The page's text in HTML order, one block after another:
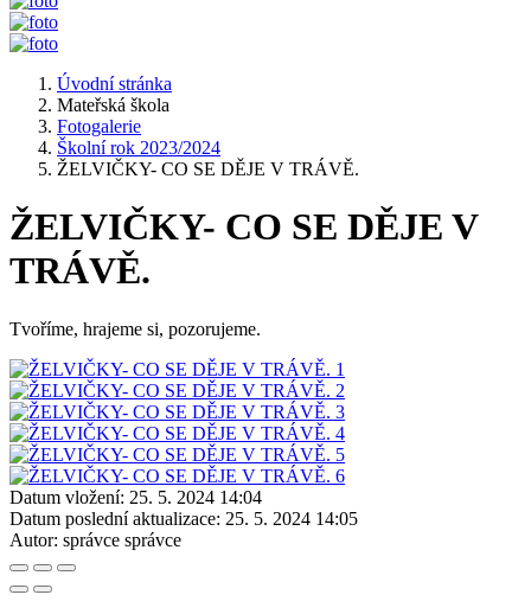
Úvodní stránka
Mateřská škola
Fotogalerie
Školní rok 2023/2024
ŽELVIČKY- CO SE DĚJE V TRÁVĚ.
ŽELVIČKY- CO SE DĚJE V
TRÁVĚ.
Tvoříme, hrajeme si, pozorujeme.
Datum vložení: 25. 5. 2024 14:04
Datum poslední aktualizace: 25. 5. 2024 14:05
Autor: správce správce